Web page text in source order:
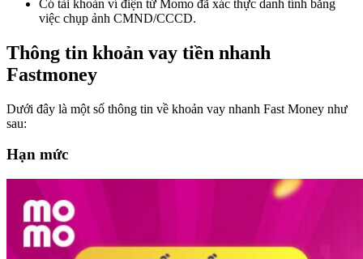
Có tài khoản ví điện tử Momo đã xác thực danh tính bằng
việc chụp ảnh CMND/CCCD.
Thông tin khoản vay tiền nhanh
Fastmoney
Dưới đây là một số thông tin về khoản vay nhanh Fast Money như
sau:
Hạn mức